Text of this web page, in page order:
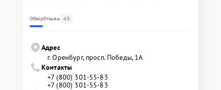
ОбзорОтзывы 49
Адрес
г. Оренбург, просп. Победы, 1А
Контакты
+7 (800) 301-55-83
+7 (800) 301-55-83